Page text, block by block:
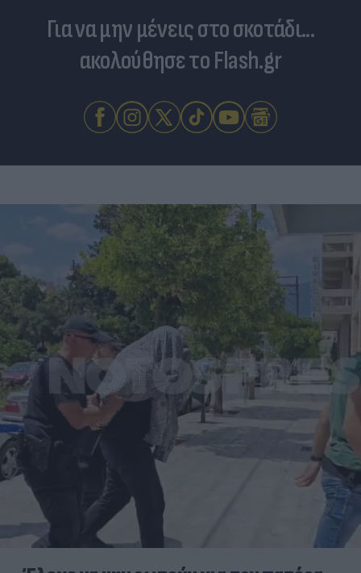
Για να μην μένεις στο σκοτάδι...
ακολούθησε το Flash.gr